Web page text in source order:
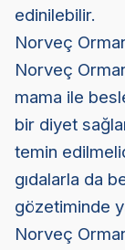
edinilebilir.
Norveç
Norveç
mama ile
bir diyet
temin
gıdalarla da
gözetiminde
Norveç